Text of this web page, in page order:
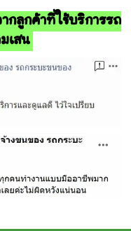
กลูกค้าที่ใช้บริการรถ
เสน